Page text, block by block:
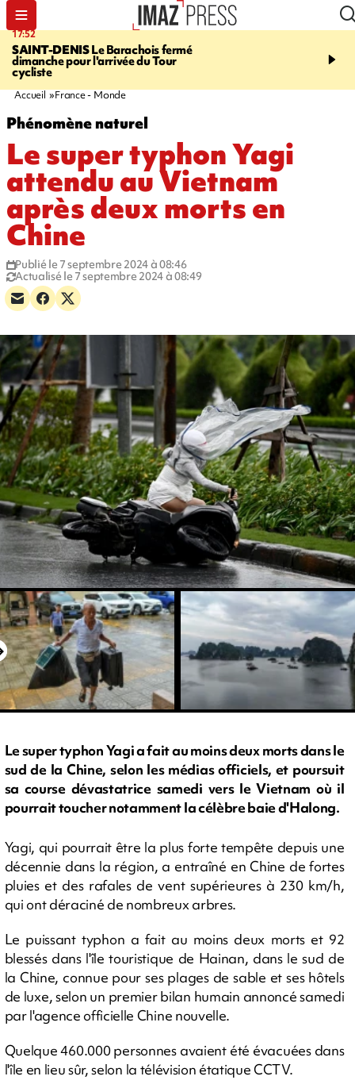
17:52
SAINT-DENISLe Barachois fermé
dimanche pour l'arrivée du Tour
cycliste
20:35
assure que le
Accueil France - Monde
Phénomène naturel
Le super typhon Yagi
attendu au Vietnam
après deux morts en
Chine
Publié le 7 septembre 2024 à 08:46
Actualisé le 7 septembre 2024 à 08:49
Le super typhon Yagi a fait au moins deux morts dans le
sud de la Chine, selon les médias officiels, et poursuit
sa course dévastatrice samedi vers le Vietnam où il
pourrait toucher notamment la célèbre baie d'Halong.
Yagi, qui pourrait être la plus forte tempête depuis une
décennie dans la région, a entraîné en Chine de fortes
pluies et des rafales de vent supérieures à 230 km/h,
qui ont déraciné de nombreux arbres.
Le puissant typhon a fait au moins deux morts et 92
blessés dans l'île touristique de Hainan, dans le sud de
la Chine, connue pour ses plages de sable et ses hôtels
de luxe, selon un premier bilan humain annoncé samedi
par l'agence officielle Chine nouvelle.
Quelque 460.000 personnes avaient été évacuées dans
l'île en lieu sûr, selon la télévision étatique CCTV.